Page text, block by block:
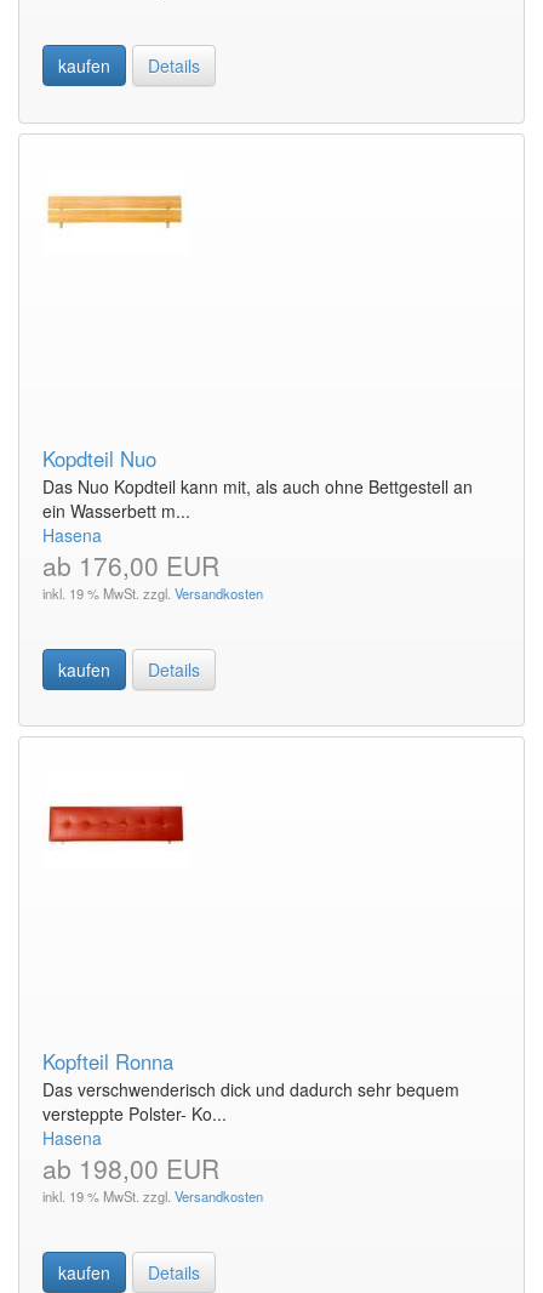
kaufen Details
Kopdteil Nuo
Das Nuo Kopdteil kann mit, als auch ohne Bettgestell an
ein Wasserbett m...
Hasena
ab 176,00 EUR
inkl. 19 % MwSt. zzgl. Versandkosten
kaufen Details
Kopfteil Ronna
Das verschwenderisch dick und dadurch sehr bequem
versteppte Polster- Ko...
Hasena
ab 198,00 EUR
inkl. 19 % MwSt. zzgl. Versandkosten
kaufen Details